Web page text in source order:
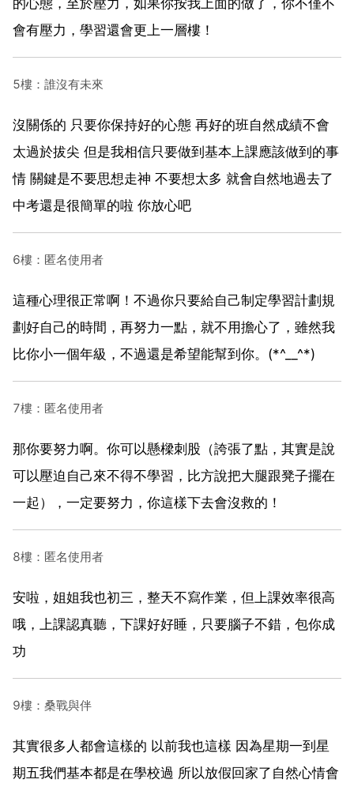
會有壓力，學習還會更上一層樓！
5樓：誰沒有未來
沒關係的 只要你保持好的心態 再好的班自然成績不會
太過於拔尖 但是我相信只要做到基本上課應該做到的事
情 關鍵是不要思想走神 不要想太多 就會自然地過去了
中考還是很簡單的啦 你放心吧
6樓：匿名使用者
這種心理很正常啊！不過你只要給自己制定學習計劃規
劃好自己的時間，再努力一點，就不用擔心了，雖然我
比你小一個年級，不過還是希望能幫到你。(*^__^*)
7樓：匿名使用者
那你要努力啊。你可以懸樑刺股（誇張了點，其實是說
可以壓迫自己來不得不學習，比方說把大腿跟凳子擺在
一起），一定要努力，你這樣下去會沒救的！
8樓：匿名使用者
安啦，姐姐我也初三，整天不寫作業，但上課效率很高
哦，上課認真聽，下課好好睡，只要腦子不錯，包你成
功
9樓：桑戰與伴
其實很多人都會這樣的 以前我也這樣 因為星期一到星
期五我們基本都是在學校過 所以放假回家了自然心情會